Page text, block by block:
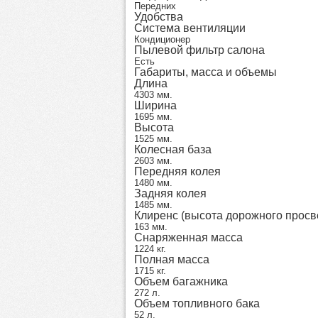
Передних
Удобства
Система вентиляции
Кондиционер
Пылевой фильтр салона
Есть
Габариты, масса и объемы
Длина
4303 мм.
Ширина
1695 мм.
Высота
1525 мм.
Колесная база
2603 мм.
Передняя колея
1480 мм.
Задняя колея
1485 мм.
Клиренс (высота дорожного
163 мм.
Снаряженная масса
1224 кг.
Полная масса
1715 кг.
Объем багажника
272 л.
Объем топливного бака
52 л.